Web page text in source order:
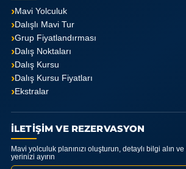
Mavi Yolculuk
Dalışlı Mavi Tur
Grup Fiyatlandırması
Dalış Noktaları
Dalış Kursu
Dalış Kursu Fiyatları
Ekstralar
İLETİŞİM VE REZERVASYON
Mavi yolculuk planınızı oluşturun, detaylı bilgi alın
yerinizi ayırın